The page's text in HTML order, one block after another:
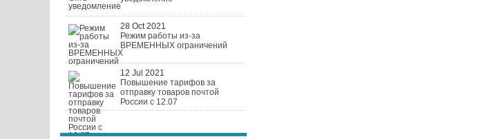
28 Oct 2021
Режим работы из-за
ВРЕМЕННЫХ ограничений
12 Jul 2021
Повышение тарифов за
отправку товаров почтой
России с 12.07